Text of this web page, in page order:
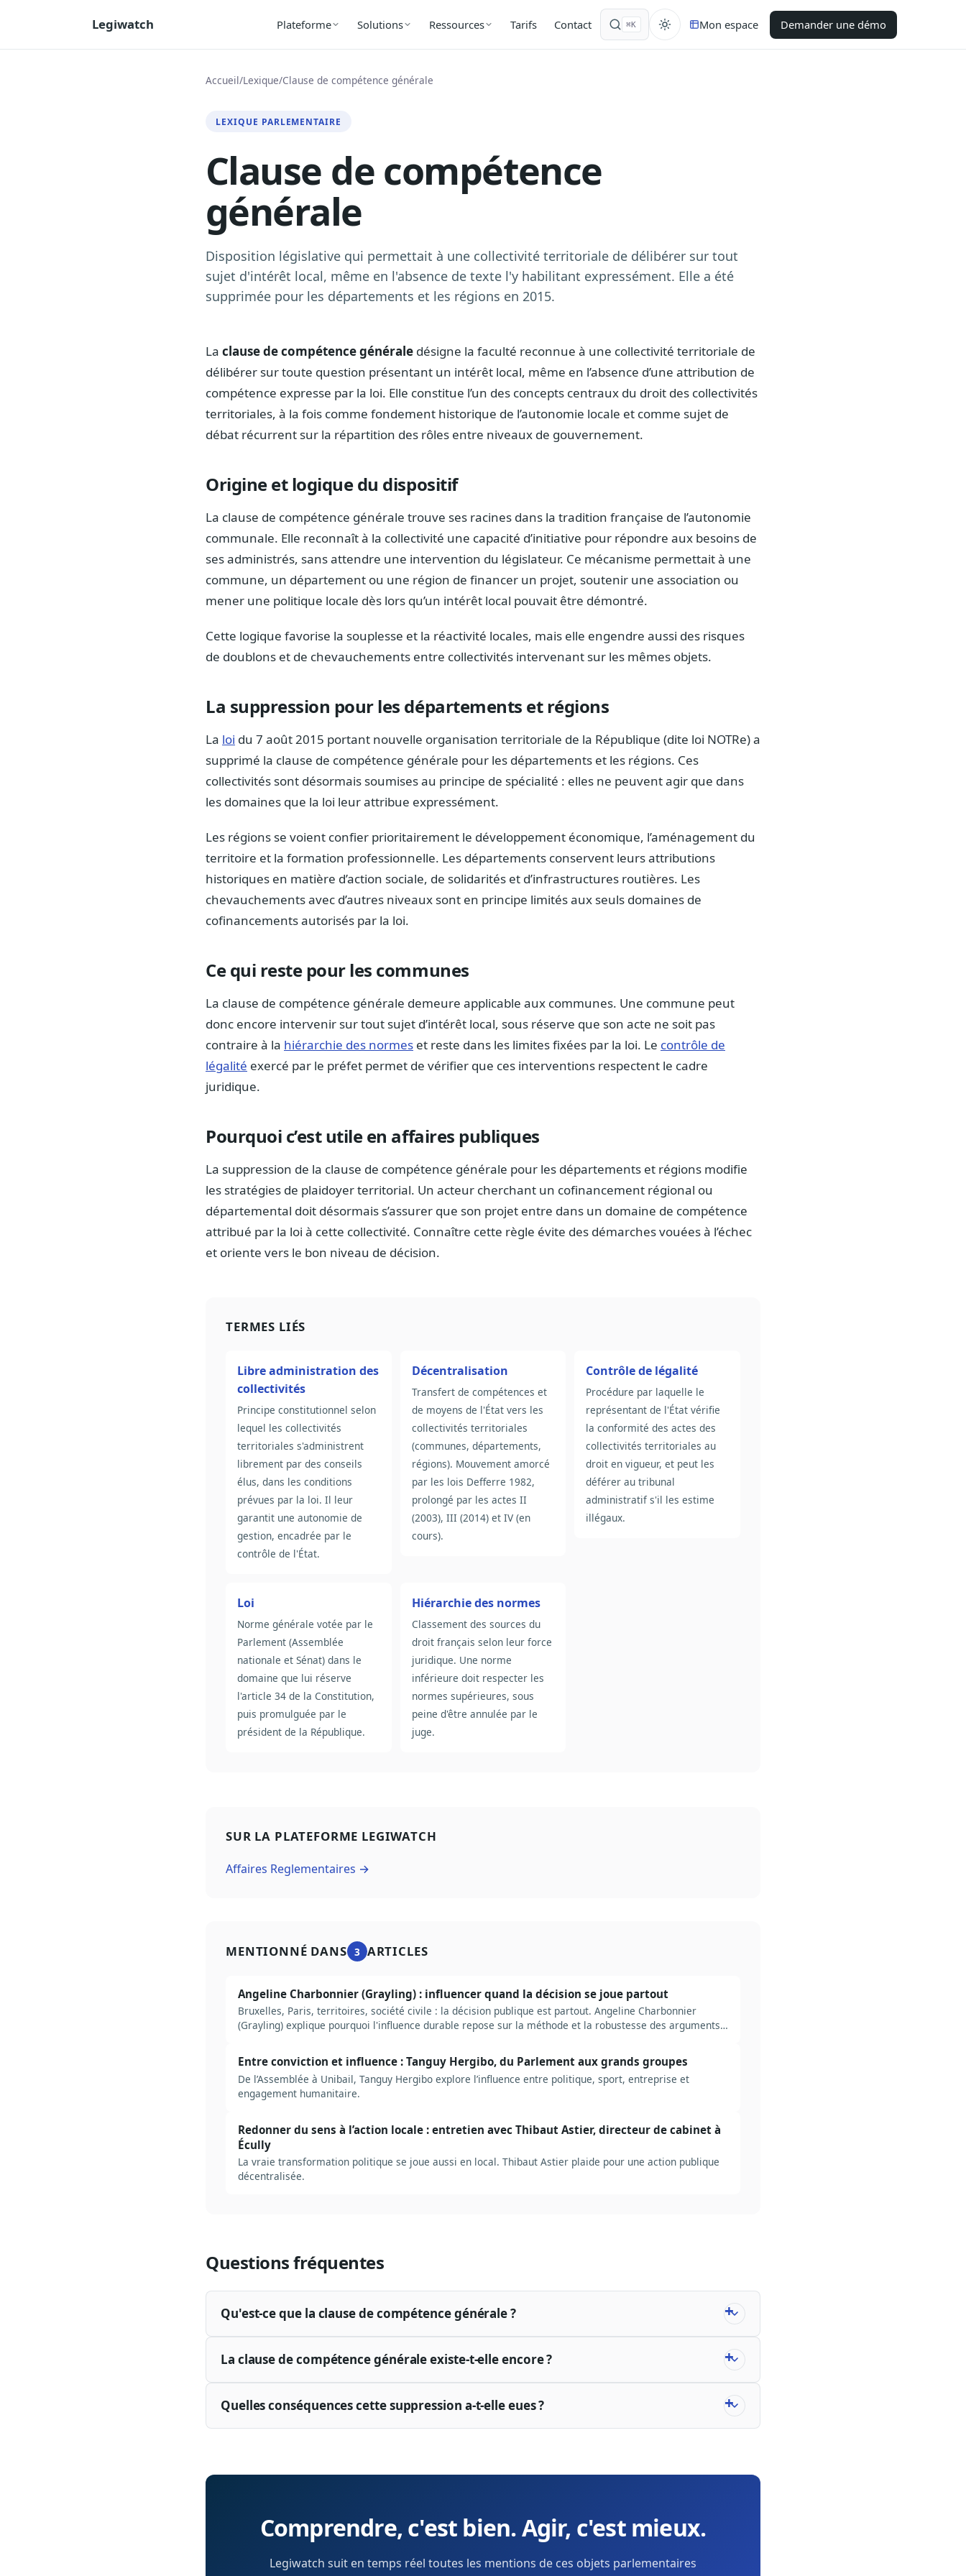
Legiwatch Plateforme Solutions Ressources Tarifs Contact ⌘K Mon espace Demander une démo
Accueil/Lexique/Clause de compétence générale
LEXIQUE PARLEMENTAIRE
Clause de compétence
générale
Disposition législative qui permettait à une collectivité territoriale de délibérer sur tout
sujet d'intérêt local, même en l'absence de texte l'y habilitant expressément. Elle a été
supprimée pour les départements et les régions en 2015.
La clause de compétence générale désigne la faculté reconnue à une collectivité territoriale de
délibérer sur toute question présentant un intérêt local, même en l’absence d’une attribution de
compétence expresse par la loi. Elle constitue l’un des concepts centraux du droit des collectivités
territoriales, à la fois comme fondement historique de l’autonomie locale et comme sujet de
débat récurrent sur la répartition des rôles entre niveaux de gouvernement.
Origine et logique du dispositif
La clause de compétence générale trouve ses racines dans la tradition française de l’autonomie
communale. Elle reconnaît à la collectivité une capacité d’initiative pour répondre aux besoins de
ses administrés, sans attendre une intervention du législateur. Ce mécanisme permettait à une
commune, un département ou une région de financer un projet, soutenir une association ou
mener une politique locale dès lors qu’un intérêt local pouvait être démontré.
Cette logique favorise la souplesse et la réactivité locales, mais elle engendre aussi des risques
de doublons et de chevauchements entre collectivités intervenant sur les mêmes objets.
La suppression pour les départements et régions
La loi du 7 août 2015 portant nouvelle organisation territoriale de la République (dite loi NOTRe) a
supprimé la clause de compétence générale pour les départements et les régions. Ces
collectivités sont désormais soumises au principe de spécialité : elles ne peuvent agir que dans
les domaines que la loi leur attribue expressément.
Les régions se voient confier prioritairement le développement économique, l’aménagement du
territoire et la formation professionnelle. Les départements conservent leurs attributions
historiques en matière d’action sociale, de solidarités et d’infrastructures routières. Les
chevauchements avec d’autres niveaux sont en principe limités aux seuls domaines de
cofinancements autorisés par la loi.
Ce qui reste pour les communes
La clause de compétence générale demeure applicable aux communes. Une commune peut
donc encore intervenir sur tout sujet d’intérêt local, sous réserve que son acte ne soit pas
contraire à la hiérarchie des normes et reste dans les limites fixées par la loi. Le contrôle de
légalité exercé par le préfet permet de vérifier que ces interventions respectent le cadre
juridique.
Pourquoi c’est utile en affaires publiques
La suppression de la clause de compétence générale pour les départements et régions modifie
les stratégies de plaidoyer territorial. Un acteur cherchant un cofinancement régional ou
départemental doit désormais s’assurer que son projet entre dans un domaine de compétence
attribué par la loi à cette collectivité. Connaître cette règle évite des démarches vouées à l’échec
et oriente vers le bon niveau de décision.
TERMES LIÉS
Libre administration des
collectivités
Principe constitutionnel selon
lequel les collectivités
territoriales s'administrent
librement par des conseils
élus, dans les conditions
prévues par la loi. Il leur
garantit une autonomie de
gestion, encadrée par le
contrôle de l'État.
Décentralisation
Transfert de compétences et
de moyens de l'État vers les
collectivités territoriales
(communes, départements,
régions). Mouvement amorcé
par les lois Defferre 1982,
prolongé par les actes II
(2003), III (2014) et IV (en
cours).
Contrôle de légalité
Procédure par laquelle le
représentant de l'État vérifie
la conformité des actes des
collectivités territoriales au
droit en vigueur, et peut les
déférer au tribunal
administratif s'il les estime
illégaux.
Loi
Norme générale votée par le
Parlement (Assemblée
nationale et Sénat) dans le
domaine que lui réserve
l'article 34 de la Constitution,
puis promulguée par le
président de la République.
Hiérarchie des normes
Classement des sources du
droit français selon leur force
juridique. Une norme
inférieure doit respecter les
normes supérieures, sous
peine d'être annulée par le
juge.
SUR LA PLATEFORME LEGIWATCH
Affaires Reglementaires →
MENTIONNÉ DANS 3 ARTICLES
Angeline Charbonnier (Grayling) : influencer quand la décision se joue partout
Bruxelles, Paris, territoires, société civile : la décision publique est partout. Angeline Charbonnier
(Grayling) explique pourquoi l'influence durable repose sur la méthode et la robustesse des arguments,
Entre conviction et influence : Tanguy Hergibo, du Parlement aux grands groupes
De l’Assemblée à Unibail, Tanguy Hergibo explore l’influence entre politique, sport, entreprise et
engagement humanitaire.
Redonner du sens à l’action locale : entretien avec Thibaut Astier, directeur de cabinet à
Écully
La vraie transformation politique se joue aussi en local. Thibaut Astier plaide pour une action publique
décentralisée.
Questions fréquentes
Qu'est-ce que la clause de compétence générale ?
La clause de compétence générale existe-t-elle encore ?
Quelles conséquences cette suppression a-t-elle eues ?
Comprendre, c'est bien. Agir, c'est mieux.
Legiwatch suit en temps réel toutes les mentions de ces objets parlementaires